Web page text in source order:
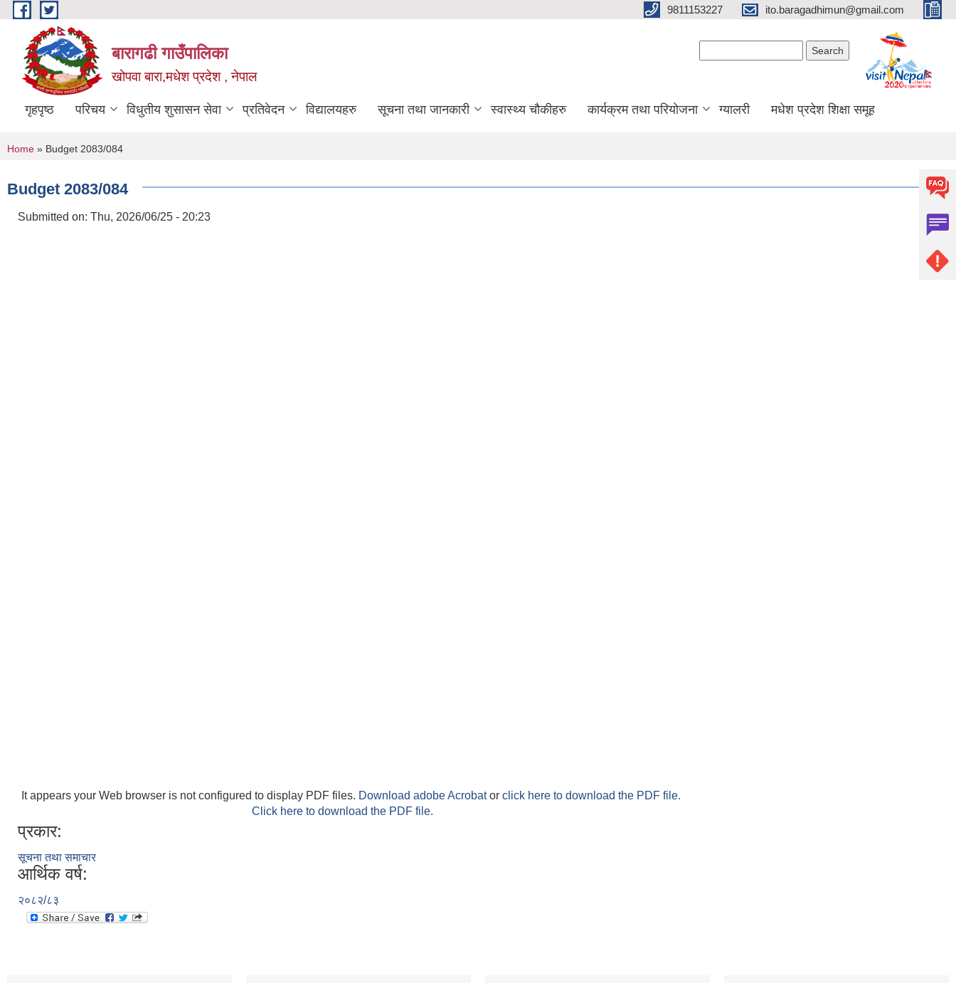
Skip to main content 9811153227 ito.baragadhimun@gmail.com
बारागढी गाउँपालिका
खोपवा बारा,मधेश प्रदेश , नेपाल
गृहपृष्ठ परिचय विधुतीय शुसासन सेवा प्रतिवेदन विद्यालयहरु सूचना तथा जानकारी स्वास्थ्य चौकीहरु कार्यक्रम तथा परियोजना ग्यालरी मधेश प्रदेश शिक्षा समूह
You are here
Home » Budget 2083/084
Budget 2083/084
Submitted on: Thu, 2026/06/25 - 20:23
It appears your Web browser is not configured to display PDF files. Download adobe Acrobator click here to download the PDF file.
Click here to download the PDF file.
प्रकार:
सूचना तथा समाचार
आर्थिक वर्ष:
२०८२/८३